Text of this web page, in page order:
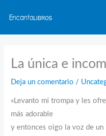
contenido
La única e
Deja un comentario /
«Levanto mi trompa y les
más adorable
y entonces oigo la voz de un